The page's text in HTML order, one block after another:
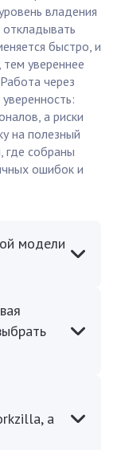
владения
быстро, и
тем увереннее
через
а риски
на полезный
где собраны
ошибок и
модели
а